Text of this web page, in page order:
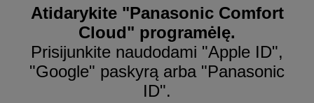
Atidarykite "Panasonic Comfort
Cloud" programėlę.
Prisijunkite naudodami "Apple ID",
"Google" paskyrą arba "Panasonic
ID".